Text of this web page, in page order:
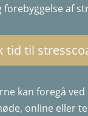
forebyggelse af
tid til
kan foregå
online eller